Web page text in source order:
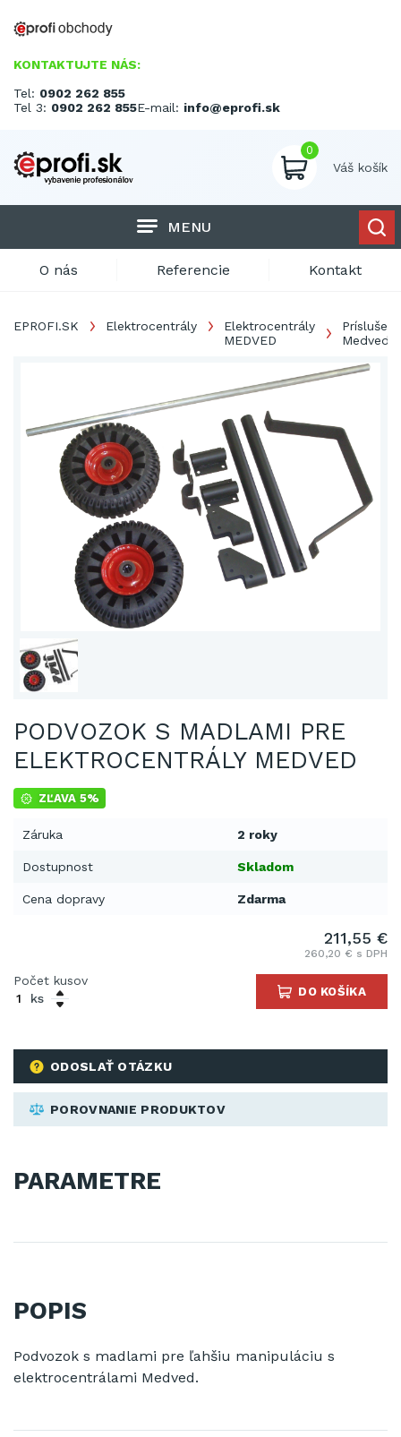
KONTAKTUJTE NÁS:
Tel: 0902 262 855
Tel 3: 0902 262 855E-mail: info@eprofi.sk
0
Váš košík
MENU
O nás Referencie Kontakt
EPROFI.SK Elektrocentrály
Elektrocentrály
MEDVED
Medved
PODVOZOK S MADLAMI PRE
ELEKTROCENTRÁLY MEDVED
ZĽAVA 5%
Záruka 2 roky
Dostupnost Skladom
Cena dopravy Zdarma
ODOSLAŤ OTÁZKU
POROVNANIE PRODUKTOV
211,55 €
260,20 € s DPH
Počet kusov
ks
DO KOŠÍKA
PARAMETRE
POPIS
Podvozok s madlami pre ľahšiu manipuláciu s
elektrocentrálami Medved.